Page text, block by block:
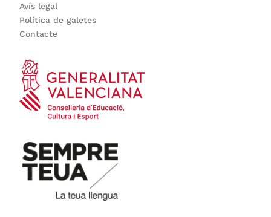
Avís legal
Política de galetes
Contacte